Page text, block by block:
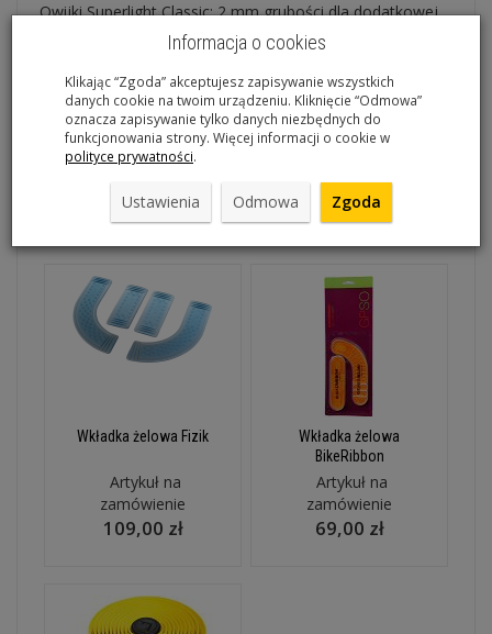
Owijki Superlight Classic: 2 mm grubości dla dodatkowej
przyczepności i lepszej kontroli, gładkie i przyjemne w
dotyku (struktura skóry) w każdych warunkach
pogodowych.
Wykonane z MICROTEX’u: trwałe, mocne, oddychające i
zmywalne.
Kolor: CZARNY
Polecane produkty
Wkładka żelowa Fizik
Artykuł na
zamówienie
109,00 zł
Wkładka żelowa
BikeRibbon
Artykuł na
zamówienie
69,00 zł
Informacja o cookies
Klikając “Zgoda” akceptujesz zapisywanie wszystkich
danych cookie na twoim urządzeniu. Kliknięcie “Odmowa”
oznacza zapisywanie tylko danych niezbędnych do
funkcjonowania strony. Więcej informacji o cookie w
polityce prywatności.
Ustawienia Odmowa Zgoda